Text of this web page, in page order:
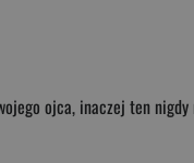
ojca, inaczej ten